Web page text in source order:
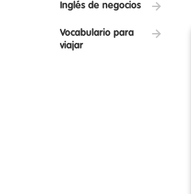
Inglés de negocios
Vocabulario para
viajar